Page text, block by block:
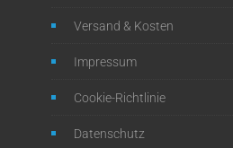
Versand & Kosten
Impressum
Cookie-Richtlinie
Datenschutz